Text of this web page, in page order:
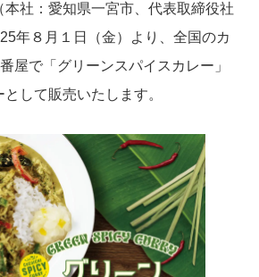
社：愛知県一宮市、代表取締役社
年８月１日（金）より、全国のカ
屋で「グリーンスパイスカレー」
して販売いたします。